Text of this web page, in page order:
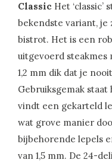
Classic Het ‘classic’
bekendste variant, je
bistrot. Het is een
uitgevoerd
1,2 mm dik dat je
Gebruiksgemak
vindt een gekarteld
wat grove manier
bijbehorende lepels
van 1,5 mm. De 24-